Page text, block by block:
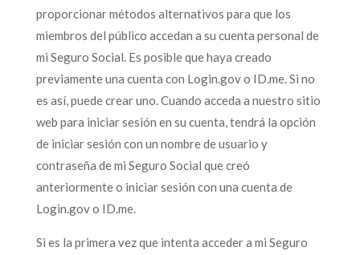
proporcionar métodos alternativos para que los
miembros del público accedan a su cuenta personal de
mi Seguro Social. Es posible que haya creado
previamente una cuenta con Login.gov o ID.me. Si no
es así, puede crear uno. Cuando acceda a nuestro sitio
web para iniciar sesión en su cuenta, tendrá la opción
de iniciar sesión con un nombre de usuario y
contraseña de mi Seguro Social que creó
anteriormente o iniciar sesión con una cuenta de
Login.gov o ID.me.
Si es la primera vez que intenta acceder a mi Seguro